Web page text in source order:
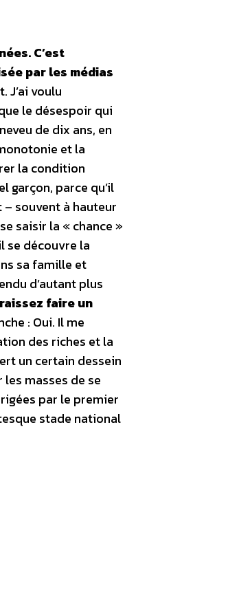
C’est
par les médias
J’ai voulu
le désespoir qui
de dix ans, en
et la
la condition
garçon, parce qu’il
souvent à hauteur
saisir la « chance »
se découvre la
sa famille et
d’autant plus
faire un
: Oui. Il me
des riches et la
un certain dessein
masses de se
par le premier
stade national